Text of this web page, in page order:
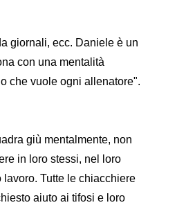
giornali, ecc. Daniele è un
con una mentalità
che vuole ogni allenatore".​​​​
giù mentalmente, non
in loro stessi, nel loro
Tutte le chiacchiere
aiuto ai tifosi e loro